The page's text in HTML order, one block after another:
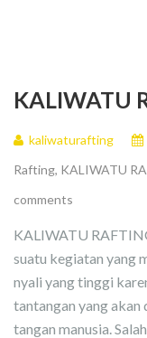
KALIWATU
kaliwaturafting
Rafting, KALIWATU
comments
KALIWATU
suatu kegiatan yang
nyali yang tinggi
tantangan yang akan
tangan manusia.